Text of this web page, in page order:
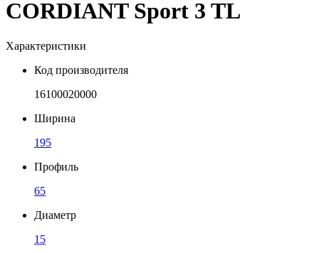
CORDIANT Sport 3 TL
Характеристики
Код производителя
16100020000
Ширина
195
Профиль
65
Диаметр
15